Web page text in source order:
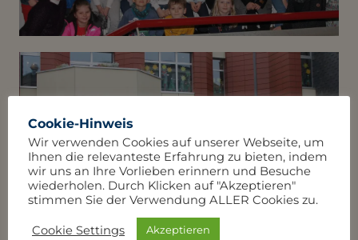
Cookie-Hinweis
Wir verwenden Cookies auf unserer Webseite, um
Ihnen die relevanteste Erfahrung zu bieten, indem
wir uns an Ihre Vorlieben erinnern und Besuche
wiederholen. Durch Klicken auf "Akzeptieren"
stimmen Sie der Verwendung ALLER Cookies zu.
Cookie Settings Akzeptieren